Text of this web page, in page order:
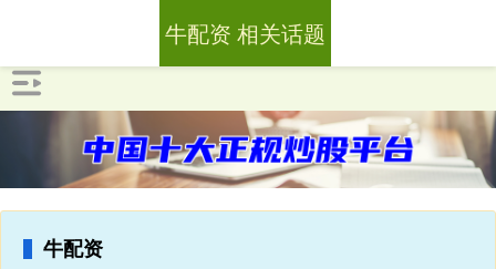
牛配资
牛配资 相关话题